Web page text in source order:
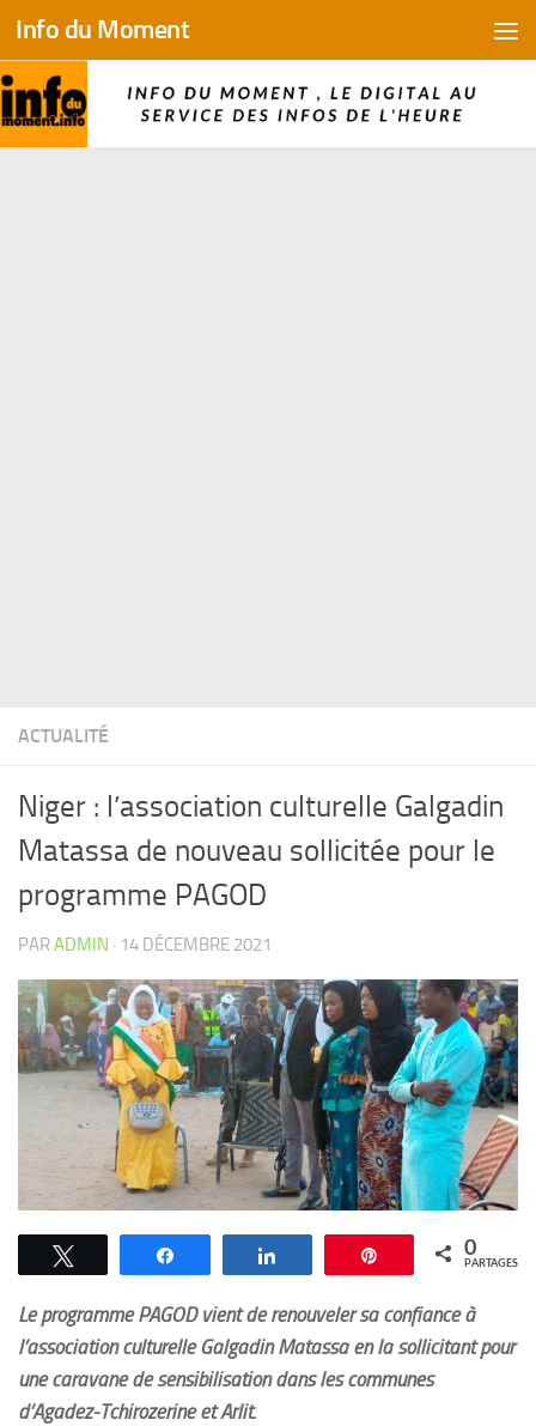
Skip to content
Info du Moment
ACTUALITÉ
Niger : l’association culturelle Galgadin
Matassa de nouveau sollicitée pour le
programme PAGOD
PARADMIN · 14 DÉCEMBRE 2021
Épingle 0
PARTAGES
Le programme PAGOD vient de renouveler sa confiance à
l’association culturelle Galgadin Matassa en la sollicitant pour
une caravane de sensibilisation dans les communes
d’Agadez-Tchirozerine et Arlit.